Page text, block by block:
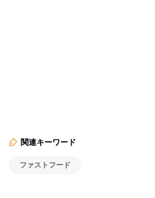
関連キーワード
ファストフード